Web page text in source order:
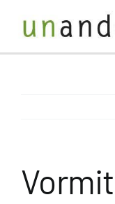
Treffen &